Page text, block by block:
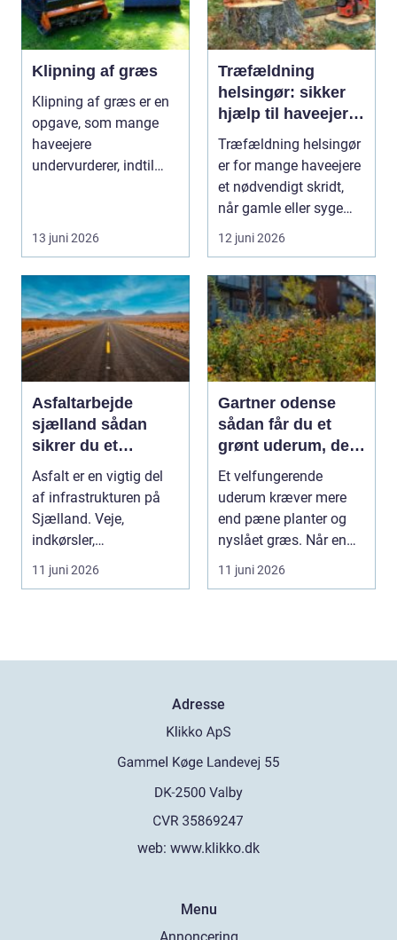
Klipning af græs
Klipning af græs er en
opgave, som mange
haveejere
undervurderer, indtil
13 juni 2026
Træfældning
helsingør: sikker
hjælp til haveejere
og virksomheder
Træfældning helsingør
er for mange haveejere
et nødvendigt skridt,
når gamle eller syge
træer skaber...
12 juni 2026
Asfaltarbejde
sjælland sådan
sikrer du et
holdbart resultat
Asfalt er en vigtig del
af infrastrukturen på
Sjælland. Veje,
indkørsler,
parkeringspladser og
stier...
11 juni 2026
Gartner odense
sådan får du et
grønt uderum, der
holder i mange år
Et velfungerende
uderum kræver mere
end pæne planter og
nyslået græs. Når en
virksomhed,
boligforeni...
11 juni 2026
Adresse
web: www.klikko.dk
Menu